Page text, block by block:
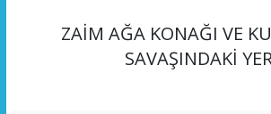
ZAİM AĞA KONAĞI VE
SAVAŞINDAKİ